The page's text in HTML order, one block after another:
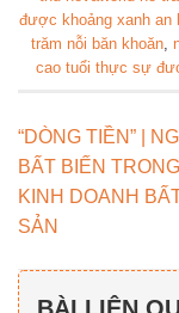
được khoảng xanh an
trăm nỗi băn khoăn,
cao tuổi thực sự
“DÒNG TIỀN” |
BẤT BIẾN
KINH DOANH
SẢN